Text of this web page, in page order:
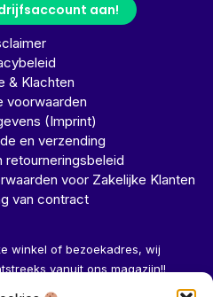
aan!
& Klachten
voorwaarden
(Imprint)
en verzending
retourneringsbeleid
voor Zakelijke Klanten
van contract
winkel of bezoekadres, wij
vanuit ons magazijn!!